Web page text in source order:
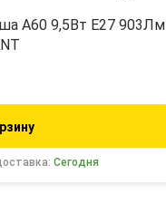
A60 9,5Вт E27 903Лм
Сегодня